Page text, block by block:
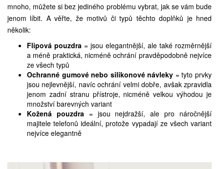
mnoho, můžete si bez jediného problému vybrat, jak se vám bude
jenom líbit. A věřte, že motivů či typů těchto doplňků je hned
několik:
Flipová pouzdra = jsou elegantnější, ale také rozměrnější
a méně praktická, nicméně ochrání pravděpodobně nejvíce
ze všech typů
Ochranné gumové nebo silikonové návleky = tyto prvky
jsou nejlevnější, navíc ochrání velmi dobře, avšak zpravidla
jenom zadní stranu přístroje, nicméně velkou výhodou je
množství barevných variant
Kožená pouzdra = jsou nejdražší, ale pro náročnější
majitele telefonů ideální, protože vypadají ze všech variant
nejvíce elegantně